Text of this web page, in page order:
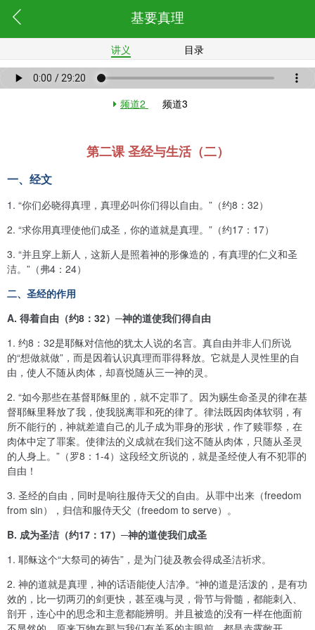
基要真理
讲义 目录
频道2 频道3
第二课 圣经与生活（二）
一、经文
1. “你们必晓得真理，真理必叫你们得以自由。”（约8：32）
2. “求你用真理使他们成圣，你的道就是真理。”（约17：17）
3. “并且穿上新人，这新人是照着神的形像造的，有真理的仁义和圣
洁。”（弗4：24）
二、圣经的作用
A. 得着自由（约8：32）─神的道使我们得自由
1. 约8：32是耶稣对信他的犹太人说的名言。真自由并非人们所说
的“想做就做”， 而是因着认识真理而罪得释放。 它就是人灵性里的自
由，使人不随从肉体， 却喜悦随从三一神的灵。
2. “如今那些在基督耶稣里的，就不定罪了。因为赐生命圣灵的律在基
督耶稣里释放了我，使我脱离罪和死的律了。律法既因肉体软弱，有
所不能行的，神就差遣自己的儿子成为罪身的形状，作了赎罪祭，在
肉体中定了罪案。使律法的义成就在我们这不随从肉体，只随从圣灵
的人身上。”（罗8：1-4） 这段经文所说的，就是圣经使人有不犯罪的
自由！
3. 圣经的自由，同时是响往服侍天父的自由。从罪中出来（freedom
from sin），归信和服侍天父（freedom to serve）。
B. 成为圣洁（约17：17）─神的道使我们成圣
1. 耶稣这个“大祭司的祷告”，是为门徒及教会得成圣洁祈求。
2. 神的道就是真理， 神的话语能使人洁净。“神的道是活泼的，是有功
效的，比一切两刃的剑更快，甚至魂与灵，骨节与骨髓，都能刺入
剖开，连心中的思念和主意都能辨明。并且被造的没有一样在他面前